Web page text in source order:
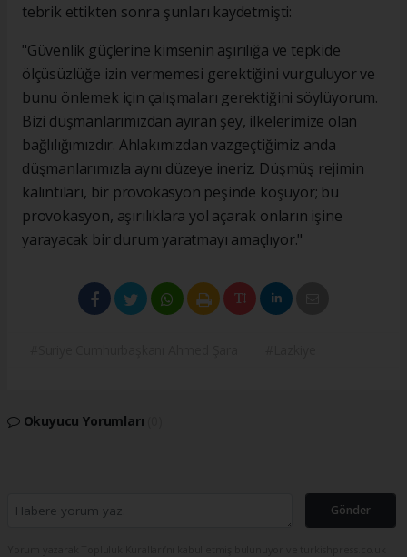
tebrik ettikten sonra şunları kaydetmişti:
"Güvenlik güçlerine kimsenin aşırılığa ve tepkide
ölçüsüzlüğe izin vermemesi gerektiğini vurguluyor ve
bunu önlemek için çalışmaları gerektiğini söylüyorum.
Bizi düşmanlarımızdan ayıran şey, ilkelerimize olan
bağlılığımızdır. Ahlakımızdan vazgeçtiğimiz anda
düşmanlarımızla aynı düzeye ineriz. Düşmüş rejimin
kalıntıları, bir provokasyon peşinde koşuyor; bu
provokasyon, aşırılıklara yol açarak onların işine
yarayacak bir durum yaratmayı amaçlıyor."
Okuyucu Yorumları
Gönder